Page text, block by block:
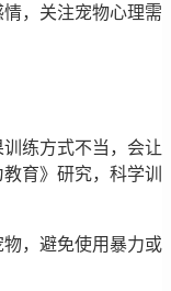
，关注宠物心理需
练方式不当，会让
育》研究，科学训
，避免使用暴力或